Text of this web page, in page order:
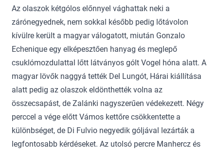
Az olaszok kétgólos előnnyel vághattak neki a
zárónegyednek, nem sokkal később pedig lőtávolon
kívülre került a magyar válogatott, miután Gonzalo
Echenique egy elképesztően hanyag és meglepő
csuklómozdulattal lőtt látványos gólt Vogel hóna alatt. A
magyar lövők naggyá tették Del Lungót, Hárai kiállítása
alatt pedig az olaszok eldönthették volna az
összecsapást, de Zalánki nagyszerűen védekezett. Négy
perccel a vége előtt Vámos kettőre csökkentette a
különbséget, de Di Fulvio negyedik góljával lezárták a
legfontosabb kérdéseket. Az utolsó percre Manhercz és